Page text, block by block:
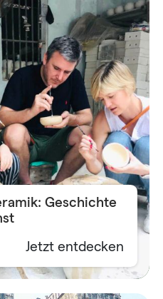
Geschichte
Jetzt entdecken